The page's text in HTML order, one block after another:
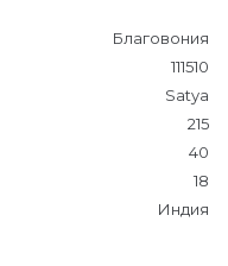
Благовония
111510
Satya
215
40
18
Индия